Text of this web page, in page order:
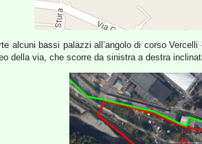
alcuni bassi palazzi all’angolo di corso
della via, che scorre da sinistra a destra